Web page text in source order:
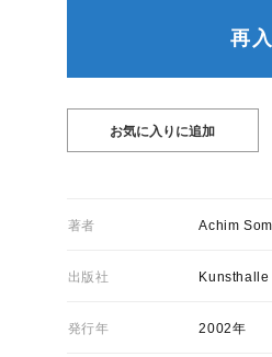
再
01著者 Achim
03出版社 Kunsthalle
05発行年 2002年